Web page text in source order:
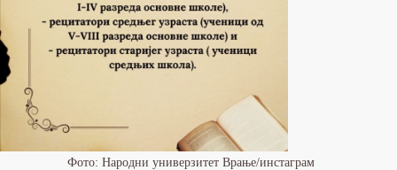
Фото: Народни универзитет Врање/инстаграм